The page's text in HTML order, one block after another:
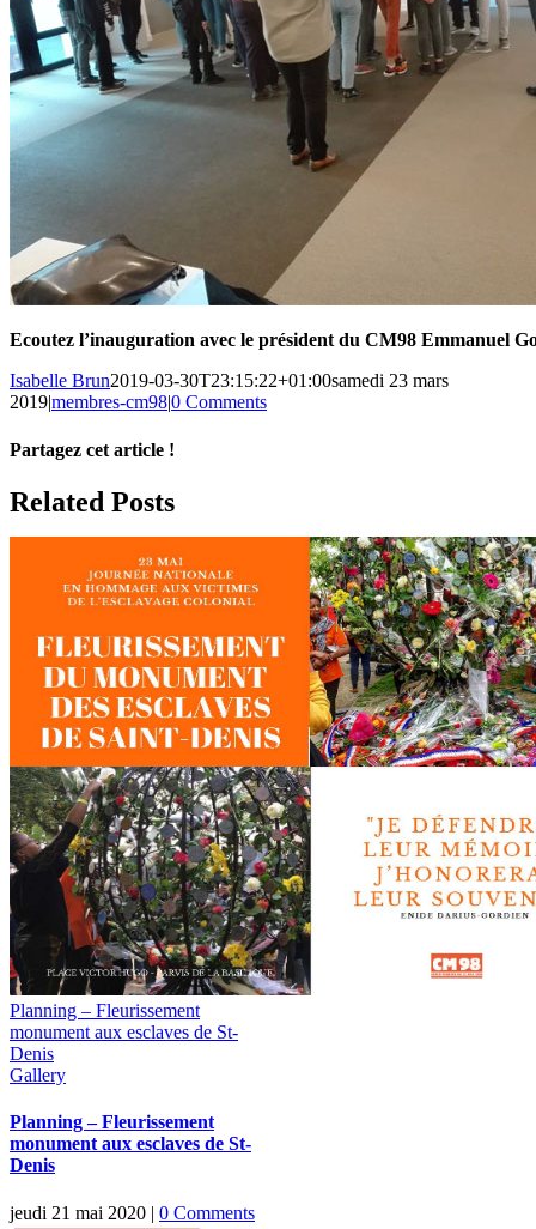
Ecoutez l’inauguration avec le président du CM98 Emmanuel
Isabelle Brun2019-03-30T23:15:22+01:00samedi 23 mars
2019|membres-cm98|0 Comments
Partagez cet article !
Facebook
X
Reddit
LinkedIn
WhatsApp
Telegram
Tumblr
Pinterest
Vk
Xing
Email
Related Posts
Planning – Fleurissement
monument aux esclaves de St-
Denis
Gallery
Planning – Fleurissement
monument aux esclaves de St-
Denis
jeudi 21 mai 2020 | 0 Comments